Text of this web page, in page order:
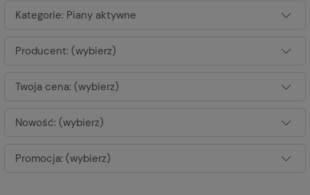
Kategorie: Piany aktywne
Producent: (wybierz)
Twoja cena: (wybierz)
Nowość: (wybierz)
Promocja: (wybierz)